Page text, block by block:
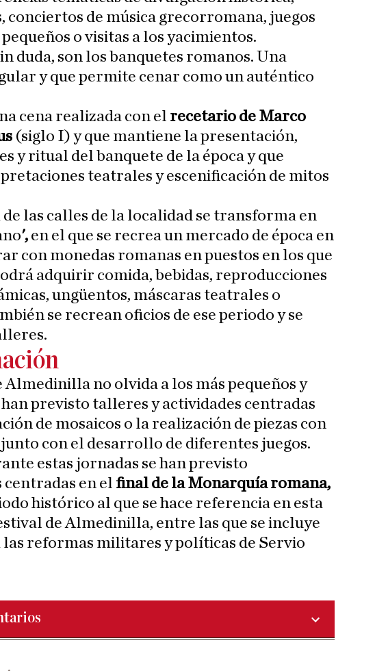
conciertos de música grecorromana, juegos
o visitas a los yacimientos.
duda, son los banquetes romanos. Una
y que permite cenar como un auténtico
cena realizada con el recetario de Marco
(siglo I) y que mantiene la presentación,
y ritual del banquete de la época y que
teatrales y escenificación de mitos
de las calles de la localidad se transforma en
', en el que se recrea un mercado de época en
con monedas romanas en puestos en los que
adquirir comida, bebidas, reproducciones
ungüentos, máscaras teatrales o
se recrean oficios de ese periodo y se
Almedinilla no olvida a los más pequeños y
previsto talleres y actividades centradas
de mosaicos o la realización de piezas con
con el desarrollo de diferentes juegos.
estas jornadas se han previsto
en el final de la Monarquía romana,
histórico al que se hace referencia en esta
de Almedinilla, entre las que se incluye
las reformas militares y políticas de Servio